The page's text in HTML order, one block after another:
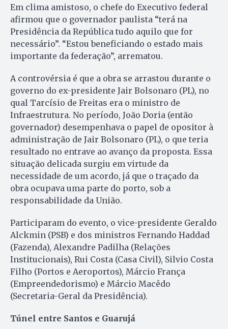
Em clima amistoso, o chefe do Executivo federal
afirmou que o governador paulista “terá na
Presidência da República tudo aquilo que for
necessário”. “Estou beneficiando o estado mais
importante da federação”, arrematou.
A controvérsia é que a obra se arrastou durante o
governo do ex-presidente Jair Bolsonaro (PL), no
qual Tarcísio de Freitas era o ministro de
Infraestrutura. No período, João Doria (então
governador) desempenhava o papel de opositor à
administração de Jair Bolsonaro (PL), o que teria
resultado no entrave ao avanço da proposta. Essa
situação delicada surgiu em virtude da
necessidade de um acordo, já que o traçado da
obra ocupava uma parte do porto, sob a
responsabilidade da União.
Participaram do evento, o vice-presidente Geraldo
Alckmin (PSB) e dos ministros Fernando Haddad
(Fazenda), Alexandre Padilha (Relações
Institucionais), Rui Costa (Casa Civil), Silvio Costa
Filho (Portos e Aeroportos), Márcio França
(Empreendedorismo) e Márcio Macêdo
(Secretaria-Geral da Presidência).
Túnel entre Santos e Guarujá